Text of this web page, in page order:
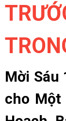
Mời Sáu
cho Một